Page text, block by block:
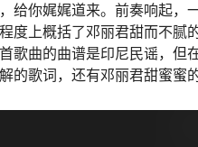
给你娓娓道来。前奏响起，
度上概括了邓丽君甜而不腻
歌曲的曲谱是印尼民谣，但
的歌词，还有邓丽君甜蜜蜜